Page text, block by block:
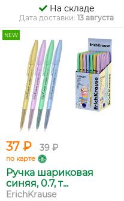
На складе
Дата доставки: 13 августа
NEW
37 ₽ 39 ₽
по карте
Ручка шариковая
синяя, 0.7, т...
ErichKrause